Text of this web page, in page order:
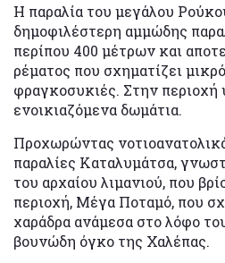
Η παραλία του μεγάλου
δημοφιλέστερη αμμώδης
περίπου 400 μέτρων και
ρέματος που σχηματίζει
φραγκοσυκιές. Στην περιοχή
ενοικιαζόμενα δωμάτια.
Προχωρώντας
παραλίες Καταλυμάτσα,
του αρχαίου λιμανιού, που
περιοχή, Μέγα Ποταμό, που
χαράδρα ανάμεσα στο λόφο
βουνώδη όγκο της Χαλέπας.